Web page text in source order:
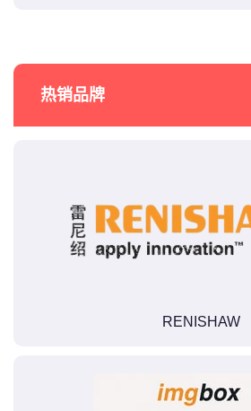
热销品牌
RENISHAW